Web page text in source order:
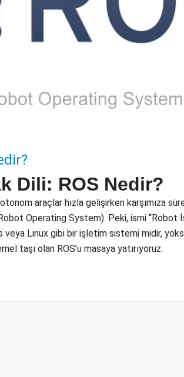
Dili: ROS Nedir?
araçlar hızla gelişirken karşımıza
Operating System). Peki, ismi “Robot
veya Linux gibi bir işletim sistemi midir,
taşı olan ROS’u masaya yatırıyoruz.